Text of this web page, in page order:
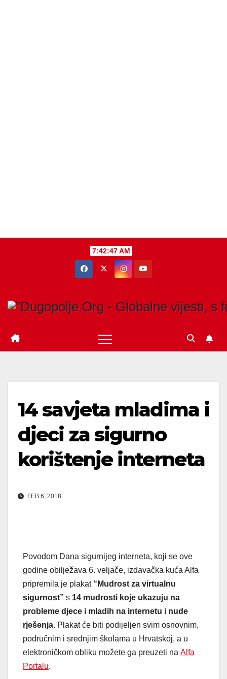
7:42:48 AM
14 savjeta mladima i
djeci za sigurno
korištenje interneta
FEB 6, 2018
Povodom Dana sigurnijeg interneta, koji se ove
godine obilježava 6. veljače, izdavačka kuća Alfa
pripremila je plakat “Mudrost za virtualnu
sigurnost” s 14 mudrosti koje ukazuju na
probleme djece i mladih na internetu i nude
rješenja. Plakatće biti podijeljen svim osnovnim,
područnim i srednjim školama u Hrvatskoj, a u
elektroničkom obliku možete ga preuzeti na Alfa
Portalu.